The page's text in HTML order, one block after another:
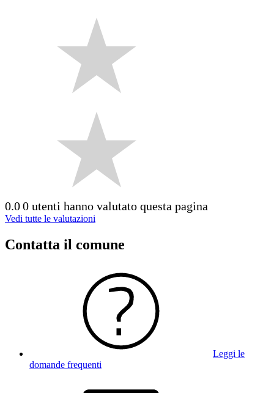
0.00 utenti hanno valutato questa pagina
Vedi tutte le valutazioni
Contatta il comune
Leggi le
domande frequenti